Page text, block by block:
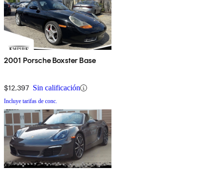
2001 Porsche Boxster Base
$12,397 Sin calificación
Incluye tarifas de conc.